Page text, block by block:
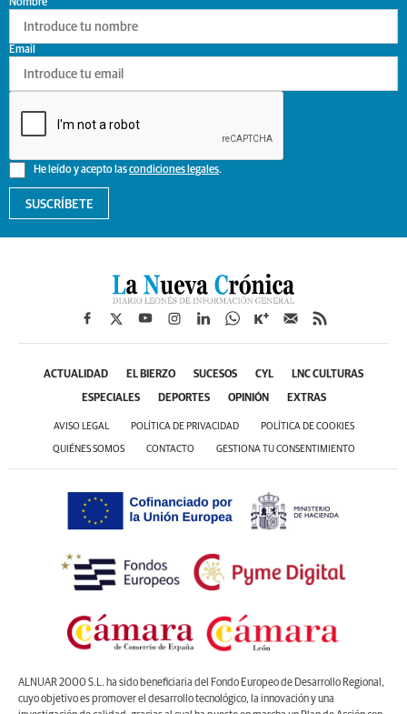
Nombre
He leído y acepto lascondiciones legales.
Email
SUSCRÍBETE
ACTUALIDAD EL BIERZO SUCESOS CYL LNC CULTURAS
ESPECIALES DEPORTES OPINIÓN EXTRAS
AVISO LEGAL POLÍTICA DE PRIVACIDAD POLÍTICA DE COOKIES
QUIÉNES SOMOS CONTACTO GESTIONA TU CONSENTIMIENTO
ALNUAR 2000 S.L. ha sido beneficiaria del Fondo Europeo de Desarrollo Regional,
cuyo objetivo es promover el desarrollo tecnológico, la innovación y una